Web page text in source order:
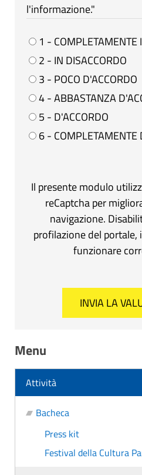
l'informazione."
1 - COMPLETAMENTE
2 - IN DISACCORDO
3 - POCO D'ACCORDO
4 - ABBASTANZA
5 - D'ACCORDO
6 - COMPLETAMENTE
Il presente modulo
reCaptcha per
navigazione.
profilazione del
funzionare
Menu
Attività
Bacheca
Press kit
Festival della Cultura